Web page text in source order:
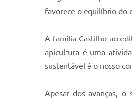
favorece o equilíbrio do
A família Castilho
apicultura é uma
sustentável é o nosso
Apesar dos avanços,